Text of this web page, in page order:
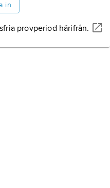
in
provperiod härifrån.